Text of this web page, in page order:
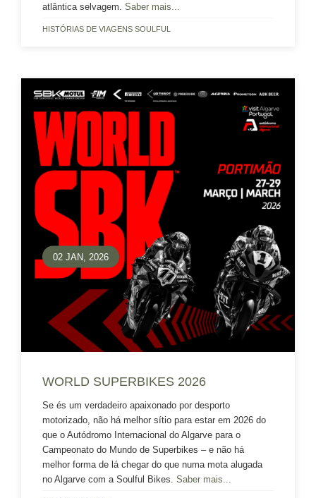
atlântica selvagem. Saber mais...
HISTÓRIAS DE VIAGENS SOULFUL
02 JAN, 2026
WORLD SUPERBIKES 2026
Se és um verdadeiro apaixonado por desporto
motorizado, não há melhor sítio para estar em 2026 do
que o Autódromo Internacional do Algarve para o
Campeonato do Mundo de Superbikes – e não há
melhor forma de lá chegar do que numa mota alugada
no Algarve com a Soulful Bikes. Saber mais...